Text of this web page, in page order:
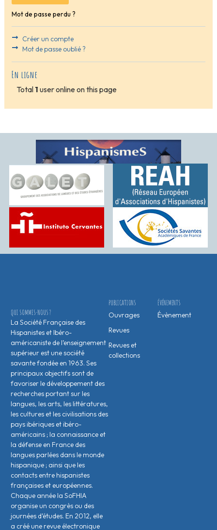
Mot de passe perdu ?
Créer un compte
Mot de passe oublié ?
En ligne
Total 1 user online on this page
ÉVÉNEMENTS
Évènement
PUBLICATIONS
Ouvrages
Revues
Revues et
collections
QUI SOMMES-NOUS ?
La Société Française des
Hispanistes et Ibéro-
américaniste de l’enseignement
supérieur est une société
savante fondée en 1963. Ses
principaux objectifs sont de
favoriser le développement des
recherches portant sur les
langues, les arts, les littératures,
les cultures et les civilisations des
pays ibériques et ibéro-
américains ; la connaissance et
la défense en France des
langues parlées dans le monde
hispanique ; ainsi que les
contacts entre hispanistes
français·es et européen·nes.
Chaque année la SoFHIA
organise un congrès ou des
journées d’études. En 2012, elle
a créé une revue électronique